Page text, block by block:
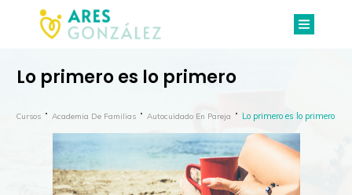
Lo primero es lo primero
Cursos Academia De Familias Autocuidado En Pareja Lo primero es lo primero